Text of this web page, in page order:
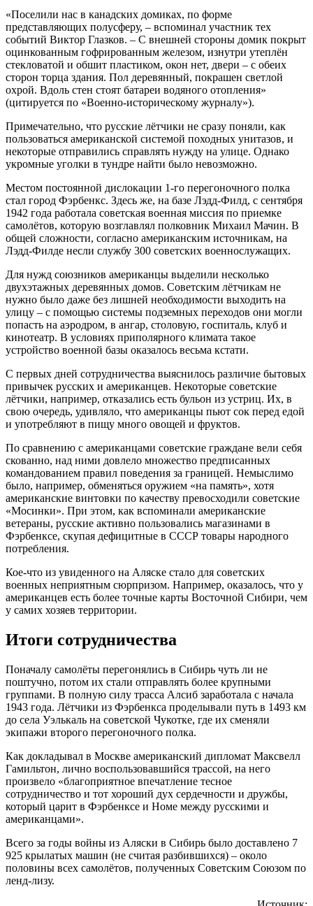
«Поселили нас в канадских домиках, по форме
представляющих полусферу, – вспоминал участник тех
событий Виктор Глазков. – С внешней стороны домик покрыт
оцинкованным гофрированным железом, изнутри утеплён
стекловатой и обшит пластиком, окон нет, двери – с обеих
сторон торца здания. Пол деревянный, покрашен светлой
охрой. Вдоль стен стоят батареи водяного отопления»
(цитируется по «Военно-историческому журналу»).
Примечательно, что русские лётчики не сразу поняли, как
пользоваться американской системой походных унитазов, и
некоторые отправились справлять нужду на улице. Однако
укромные уголки в тундре найти было невозможно.
Местом постоянной дислокации 1-го перегоночного полка
стал город Фэрбенкс. Здесь же, на базе Лэдд-Филд, с сентября
1942 года работала советская военная миссия по приемке
самолётов, которую возглавлял полковник Михаил Мачин. В
общей сложности, согласно американским источникам, на
Лэдд-Филде несли службу 300 советских военнослужащих.
Для нужд союзников американцы выделили несколько
двухэтажных деревянных домов. Советским лётчикам не
нужно было даже без лишней необходимости выходить на
улицу – с помощью системы подземных переходов они могли
попасть на аэродром, в ангар, столовую, госпиталь, клуб и
кинотеатр. В условиях приполярного климата такое
устройство военной базы оказалось весьма кстати.
С первых дней сотрудничества выяснилось различие бытовых
привычек русских и американцев. Некоторые советские
лётчики, например, отказались есть бульон из устриц. Их, в
свою очередь, удивляло, что американцы пьют сок перед едой
и употребляют в пищу много овощей и фруктов.
По сравнению с американцами советские граждане вели себя
скованно, над ними довлело множество предписанных
командованием правил поведения за границей. Немыслимо
было, например, обменяться оружием «на память», хотя
американские винтовки по качеству превосходили советские
«Мосинки». При этом, как вспоминали американские
ветераны, русские активно пользовались магазинами в
Фэрбенксе, скупая дефицитные в СССР товары народного
потребления.
Кое-что из увиденного на Аляске стало для советских
военных неприятным сюрпризом. Например, оказалось, что у
американцев есть более точные карты Восточной Сибири, чем
у самих хозяев территории.
Итоги сотрудничества
Поначалу самолёты перегонялись в Сибирь чуть ли не
поштучно, потом их стали отправлять более крупными
группами. В полную силу трасса Алсиб заработала с начала
1943 года. Лётчики из Фэрбенкса проделывали путь в 1493 км
до села Уэлькаль на советской Чукотке, где их сменяли
экипажи второго перегоночного полка.
Как докладывал в Москве американский дипломат Максвелл
Гамильтон, лично воспользовавшийся трассой, на него
произвело «благоприятное впечатление тесное
сотрудничество и тот хороший дух сердечности и дружбы,
который царит в Фэрбенксе и Номе между русскими и
американцами».
Всего за годы войны из Аляски в Сибирь было доставлено 7
925 крылатых машин (не считая разбившихся) – около
половины всех самолётов, полученных Советским Союзом по
ленд-лизу.